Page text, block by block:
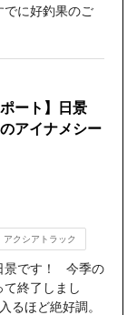
に好釣果のご
ート】日景
アイナメシー
アクシアトラック
景です！ 今季の
終了しまし
るほど絶好調。